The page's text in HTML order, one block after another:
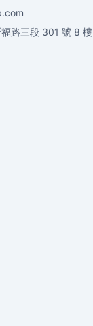
路三段 301 號 8 樓